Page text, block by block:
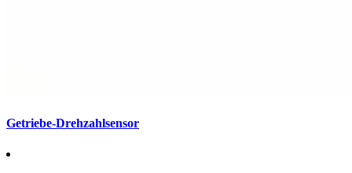
Getriebe-Drehzahlsensor